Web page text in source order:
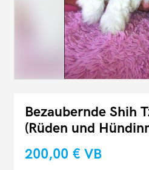
Bezaubernde Shih
(Rüden und
200,00 € VB